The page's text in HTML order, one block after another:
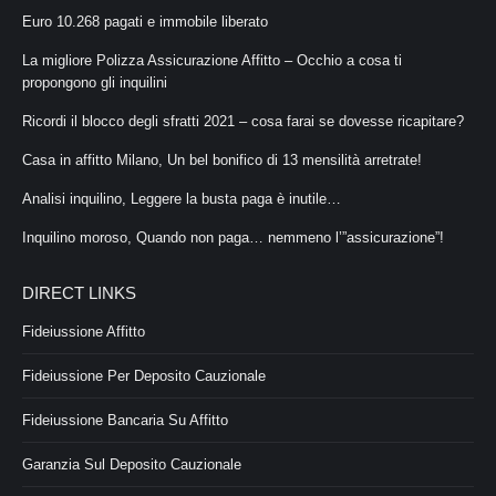
Euro 10.268 pagati e immobile liberato
La migliore Polizza Assicurazione Affitto – Occhio a cosa ti
propongono gli inquilini
Ricordi il blocco degli sfratti 2021 – cosa farai se dovesse ricapitare?
Casa in affitto Milano, Un bel bonifico di 13 mensilità arretrate!
Analisi inquilino, Leggere la busta paga è inutile…
Inquilino moroso, Quando non paga… nemmeno l’”assicurazione”!
DIRECT LINKS
Fideiussione Affitto
Fideiussione Per Deposito Cauzionale
Fideiussione Bancaria Su Affitto
Garanzia Sul Deposito Cauzionale